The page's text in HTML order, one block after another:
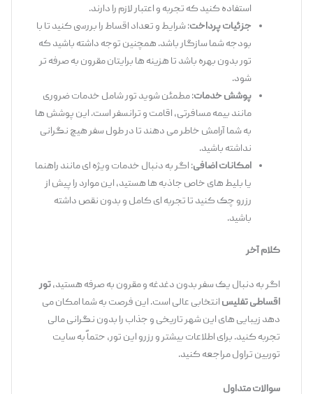
استفاده کنید که تجربه و اعتبار لازم را دارند.
جزئیات پرداخت: شرایط و تعداد اقساط را بررسی کنید تا با
بودجه شما سازگار باشد. همچنین توجه داشته باشید که
تور بدون بهره باشد تا هزینه ‌ها برایتان مقرون ‌به ‌صرفه ‌تر
پوشش خدمات: مطمئن شوید تور شامل خدمات ضروری
مانند بیمه مسافرتی، اقامت و ترانسفر است. این پوشش ‌ها
به شما آرامش خاطر می ‌دهند تا در طول سفر هیچ نگرانی
نداشته باشید.
امکانات اضافی: اگر به دنبال خدمات ویژه ‌ای مانند راهنما
یا بلیط‌ های خاص جاذبه ‌ها هستید، این موارد را پیش از
رزرو چک کنید تا تجربه ‌ای کامل و بدون نقص داشته
کلام آخر
اگر به دنبال یک سفر بدون دغدغه و مقرون ‌به ‌صرفه هستید،تور
اقساطی تفلیسانتخابی عالی است. این فرصت به شما امکان می
‌دهد زیبایی‌ های این شهر تاریخی و جذاب را بدون نگرانی مالی
تجربه کنید. برای اطلاعات بیشتر و رزرو این تور، حتماً به سایت
توربین تراول مراجعه کنید.
سوالات متداول